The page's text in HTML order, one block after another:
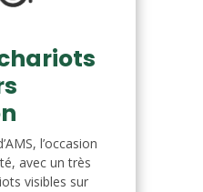
l’occasion
avec un très
visibles sur